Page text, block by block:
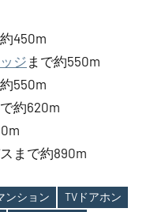
450m
ジ まで約550m
550m
約620m
まで約890m
ンション
TVドアホン